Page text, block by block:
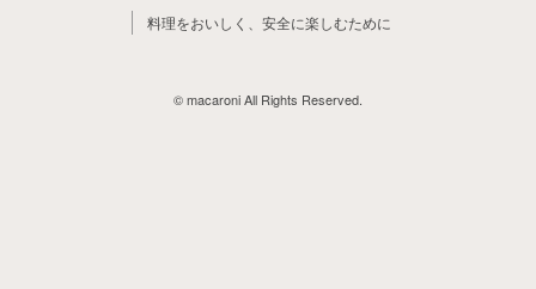
料理をおいしく、安全に楽しむために
© macaroni All Rights Reserved.